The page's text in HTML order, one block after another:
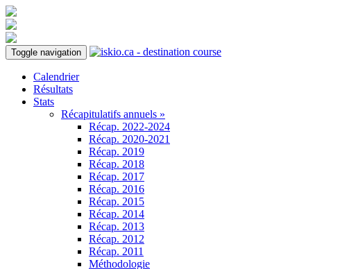
Toggle navigation
Calendrier
Résultats
Stats
Récapitulatifs annuels »
Récap. 2022-2024
Récap. 2020-2021
Récap. 2019
Récap. 2018
Récap. 2017
Récap. 2016
Récap. 2015
Récap. 2014
Récap. 2013
Récap. 2012
Récap. 2011
Méthodologie